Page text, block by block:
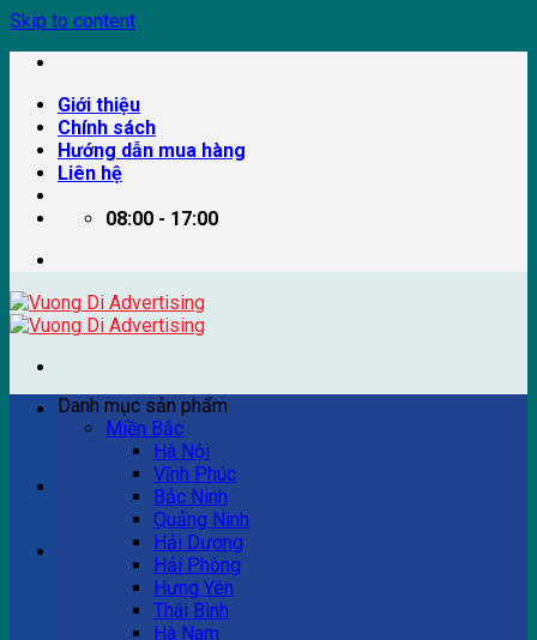
Skip to content
Giới thiệu
Chính sách
Hướng dẫn mua hàng
Liên hệ
08:00 - 17:00
Ví dụ: Billboard quảng cáo, pano quảng cáo, quảng cáo
trên xe bus...
Tư vấn bán hàng
Danh mục sản phẩm
Miền Bắc
Hà Nội
Vĩnh Phúc
Bắc Ninh
Quảng Ninh
Hải Dương
Hải Phòng
Hưng Yên
Thái Bình
Hà Nam